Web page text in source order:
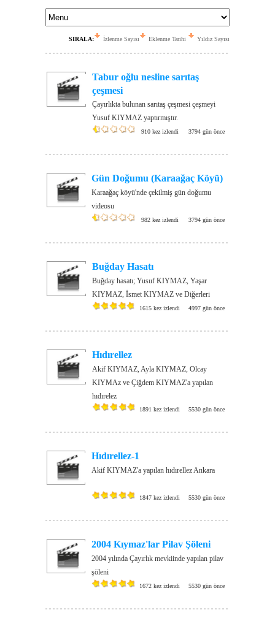
SIRALA: İzlenme Sayısı Eklenme Tarihi Yıldız Sayısı
Tabur oğlu nesline sarıtaş
çeşmesi
Çayırlıkta bulunan sarıtaş çeşmesi çeşmeyi
Yusuf KIYMAZ yaptırmıştır.
910 kez izlendi 3794 gün önce
Gün Doğumu (Karaağaç Köyü)
Karaağaç köyü'nde çekilmiş gün doğumu
videosu
982 kez izlendi 3794 gün önce
Buğday Hasatı
Buğday hasatı; Yusuf KIYMAZ, Yaşar
KIYMAZ, İsmet KIYMAZ ve Diğerleri
1615 kez izlendi 4997 gün önce
Hıdırellez
Akif KIYMAZ, Ayla KIYMAZ, Olcay
KIYMAz ve Çiğdem KIYMAZ'a yapılan
hıdırelez
1891 kez izlendi 5530 gün önce
Hıdırellez-1
Akif KIYMAZ'a yapılan hıdırellez Ankara
1847 kez izlendi 5530 gün önce
2004 Kıymaz'lar Pilav Şöleni
2004 yılında Çayırlık mevkiinde yapılan pilav
şöleni
1672 kez izlendi 5530 gün önce